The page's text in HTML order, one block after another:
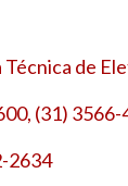
Técnica de
(31) 3566-
2634